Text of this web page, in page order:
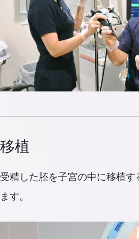
移植
受精した胚を子宮の中に移植
ます。